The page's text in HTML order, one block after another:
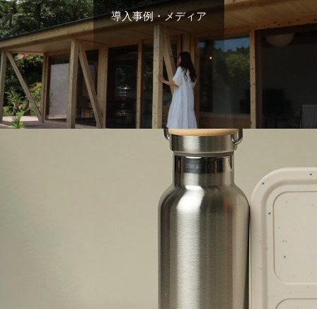
導入事例・メディア